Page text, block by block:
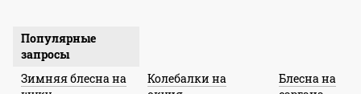
Популярные
запросы
Зимняя блесна на
Колебалки на
Блесна на